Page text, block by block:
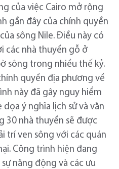
của việc Cairo mở rộng
gần đây của chính quyền
sông Nile. Điều này có
các nhà thuyền gỗ ở
sông trong nhiều thế kỷ.
quyền địa phương về
này đã gây nguy hiểm
ý nghĩa lịch sử và văn
30 nhà thuyền sẽ được
trí ven sông với các quán
Công trình hiện đang
năng động và các ưu